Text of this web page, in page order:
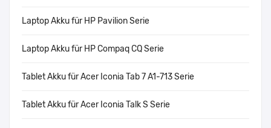
Laptop Akku für HP Pavilion Serie
Laptop Akku für HP Compaq CQ Serie
Tablet Akku für Acer Iconia Tab 7 A1-713 Serie
Tablet Akku für Acer Iconia Talk S Serie